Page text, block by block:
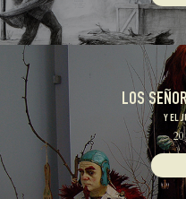
LOS
Y EL